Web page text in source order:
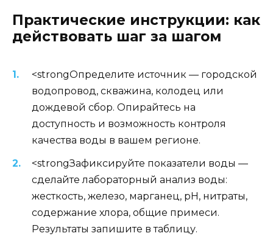
Практические инструкции: как
действовать шаг за шагом
<strongОпределите источник — городской
водопровод, скважина, колодец или
дождевой сбор. Опирайтесь на
доступность и возможность контроля
качества воды в вашем регионе.
<strongЗафиксируйте показатели воды —
сделайте лабораторный анализ воды:
жесткость, железо, марганец, pH, нитраты,
содержание хлора, общие примеси.
Результаты запишите в таблицу.